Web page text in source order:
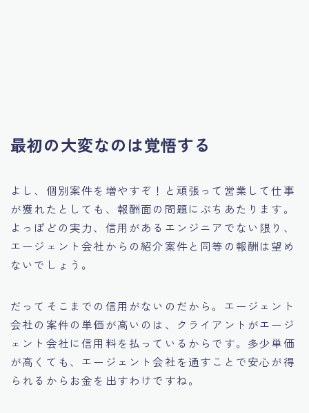
最初の大変なのは覚悟する
よし、個別案件を増やすぞ！と頑張って営業して仕事
が獲れたとしても、報酬面の問題にぶちあたります。
よっぽどの実力、信用があるエンジニアでない限り、
エージェント会社からの紹介案件と同等の報酬は望め
ないでしょう。
だってそこまでの信用がないのだから。エージェント
会社の案件の単価が高いのは、クライアントがエージ
ェント会社に信用料を払っているからです。多少単価
が高くても、エージェント会社を通すことで安心が得
られるからお金を出すわけですね。